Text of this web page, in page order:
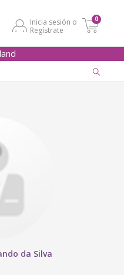
Inicia sesión o
Regístrate
0
da Silva